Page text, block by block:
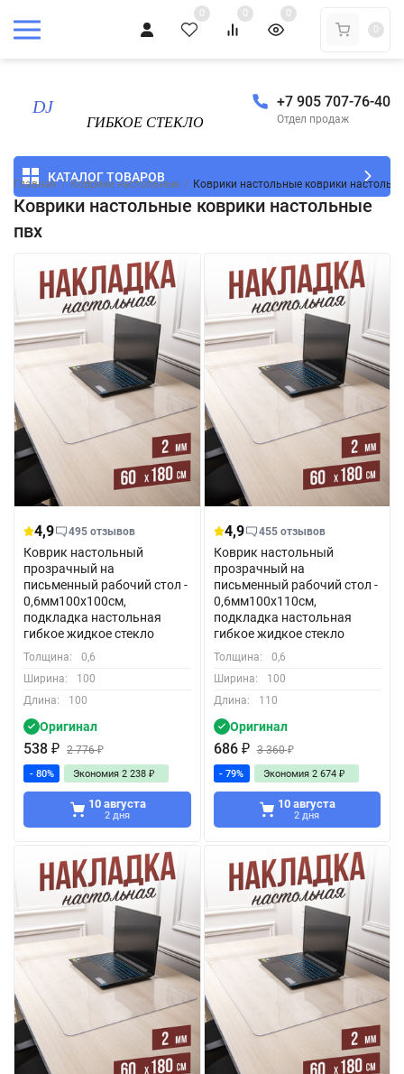
0 0
0
0
+7 905 707-76-40
Отдел продаж
КАТАЛОГ ТОВАРОВ
Главная / Коврики настольные / Коврики настольные коврики
Коврики настольные коврики настольные
пвх
4,9 495 отзывов
Коврик настольный
прозрачный на
письменный рабочий стол -
0,6мм100x100см,
подкладка настольная
гибкое жидкое стекло
Толщина:
0,6
Ширина:
100
Длина:
100
Оригинал
538 ₽ 2 776₽
- 80% Экономия 2 238 ₽
10 августа
2 дня
4,9 455 отзывов
Коврик настольный
прозрачный на
письменный рабочий стол -
0,6мм100x110см,
подкладка настольная
гибкое жидкое стекло
Толщина:
0,6
Ширина:
100
Длина:
110
Оригинал
686 ₽ 3 360₽
- 79% Экономия 2 674 ₽
10 августа
2 дня